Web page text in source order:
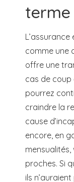
terme
comme une
offre une
cas de coup
pourrez
craindre la
cause
encore, en
proches. Si
ils